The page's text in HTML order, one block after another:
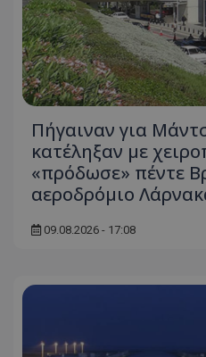
Πήγαιναν για
κατέληξαν με
«πρόδωσε» πέντε
αεροδρόμιο
09.08.2026 - 17:08